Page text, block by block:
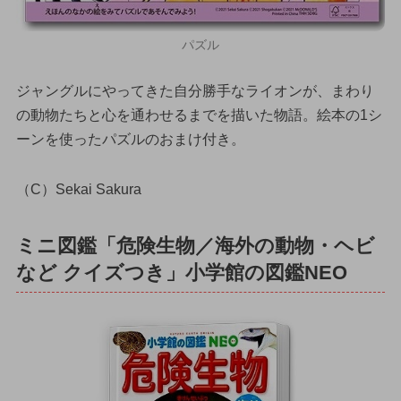
パズル
ジャングルにやってきた自分勝手なライオンが、まわり
の動物たちと心を通わせるまでを描いた物語。絵本の1シ
ーンを使ったパズルのおまけ付き。
（C）Sekai Sakura
ミニ図鑑「危険生物／海外の動物・ヘビ
など クイズつき」小学館の図鑑NEO